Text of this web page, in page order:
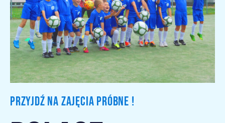
PRZYJDŹ NA ZAJĘCIA PRÓBNE !